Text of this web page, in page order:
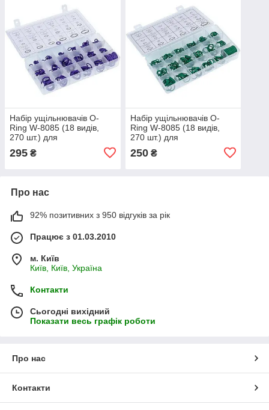
Набір ущільнювачів O-
Ring W-8085 (18 видів,
270 шт.) для
кондиціонера
295 ₴
Набір ущільнювачів O-
Ring W-8085 (18 видів,
270 шт.) для
кондиціонера
250₴
Про нас
92% позитивних з 950 відгуків за рік
Працює з 01.03.2010
м. Київ
Київ, Київ, Україна
Контакти
Сьогодні вихідний
Показати весь графік роботи
Про нас
Контакти